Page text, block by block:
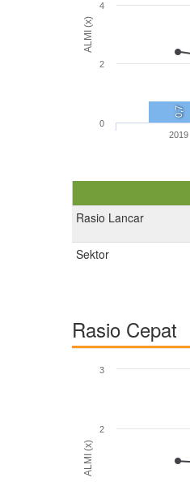
ALMI (x)
0,7
2019
0
2
4
Rasio Lancar
Sektor
Rasio Cepat
ALMI (x)
2
3